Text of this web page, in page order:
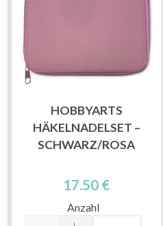
HOBBYARTS
HÄKELNADELSET –
SCHWARZ/ROSA
17.50 €
Anzahl